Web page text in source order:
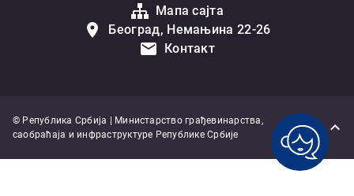
Мапа сајта
Београд, Немањина 22-26
Контакт
© Република Србија | Министарство грађевинарства,
саобраћаја и инфраструктуре Републике Србије